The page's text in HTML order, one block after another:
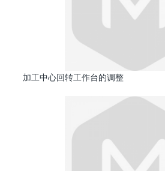
加工中心回转工作台的调整